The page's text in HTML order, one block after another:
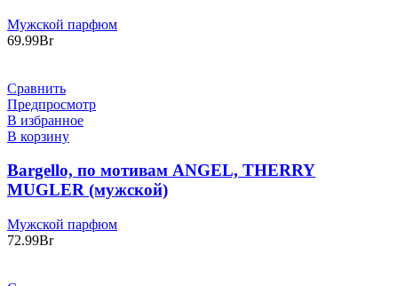
Мужской парфюм
69.99Br
Сравнить
Предпросмотр
В избранное
В корзину
Bargello, по мотивам ANGEL, THERRY
MUGLER (мужской)
Мужской парфюм
72.99Br